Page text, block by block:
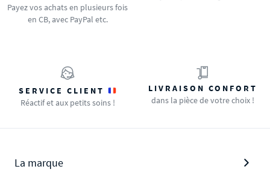
Payez vos achats en plusieurs fois
en CB, avec PayPal etc.
SERVICE CLIENT
Réactif et aux petits soins !
LIVRAISON CONFORT
dans la pièce de votre choix !
La marque